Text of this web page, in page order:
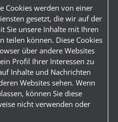
Cookies werden von einer
gesetzt, die wir auf der
Sie unsere Inhalte mit Ihren
teilen können. Diese Cookies
über andere Websites
Profil Ihrer Interessen zu
Inhalte und Nachrichten
Websites sehen. Wenn
können Sie diese
nicht verwenden oder